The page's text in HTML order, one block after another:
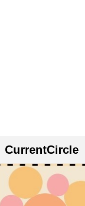
CurrentCircle